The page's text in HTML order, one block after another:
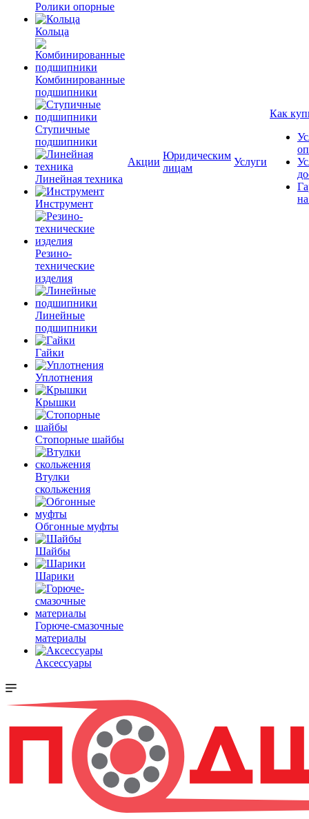
Ролики опорные
Кольца
Комбинированные
подшипники
Ступичные
подшипники
Линейная техника
Инструмент
Резино-
технические
изделия
Линейные
подшипники
Гайки
Уплотнения
Крышки
Стопорные шайбы
Втулки
скольжения
Обгонные муфты
Шайбы
Шарики
Горюче-смазочные
материалы
Аксессуары
Акции
Юридическим
лицам
Услуги
Как